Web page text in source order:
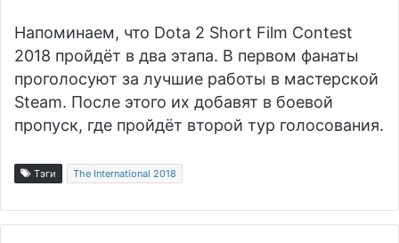
Напоминаем, что Dota 2 Short Film Contest
2018 пройдёт в два этапа. В первом фанаты
проголосуют за лучшие работы в мастерской
Steam. После этого их добавят в боевой
пропуск, где пройдёт второй тур голосования.
Тэги The International 2018